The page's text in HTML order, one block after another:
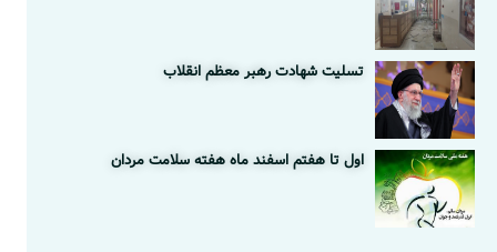
تسلیت شهادت رهبر معظم انقلاب
اول تا هفتم اسفند ماه هفته سلامت مردان